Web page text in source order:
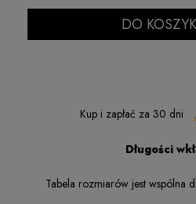
DO
Kup i zapłać za30 dni
Długości
Tabela rozmiarów jest wspólna